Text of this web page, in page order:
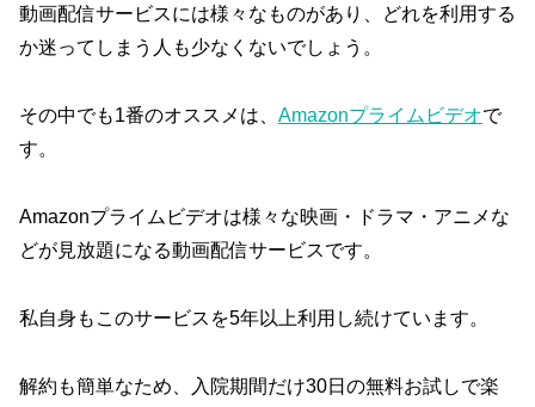
動画配信サービスには様々なものがあり、どれを利用する
か迷ってしまう人も少なくないでしょう。
その中でも1番のオススメは、 Amazonプライムビデオで
す。
Amazonプライムビデオは様々な映画・ドラマ・アニメな
どが見放題になる動画配信サービスです。
私自身もこのサービスを5年以上利用し続けています。
解約も簡単なため、入院期間だけ30日の無料お試しで楽